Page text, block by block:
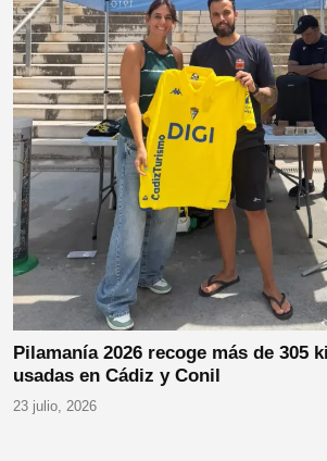
Pilamanía 2026 recoge más de 305
usadas en Cádiz y Conil
23 julio, 2026